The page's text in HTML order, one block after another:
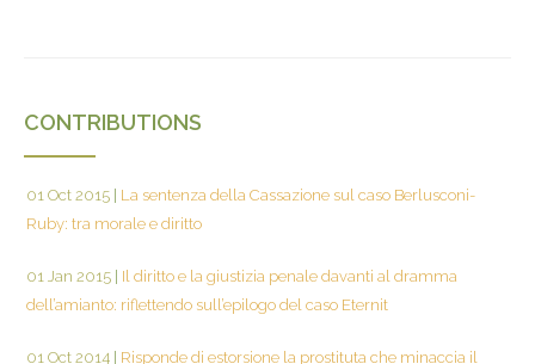
CONTRIBUTIONS
01 Oct 2015
La sentenza della Cassazione sul caso Berlusconi-
Ruby: tra morale e diritto
01 Jan 2015
Il diritto e la giustizia penale davanti al dramma
dell’amianto: riflettendo sull’epilogo del caso Eternit
01 Oct 2014
Risponde di estorsione la prostituta che minaccia il